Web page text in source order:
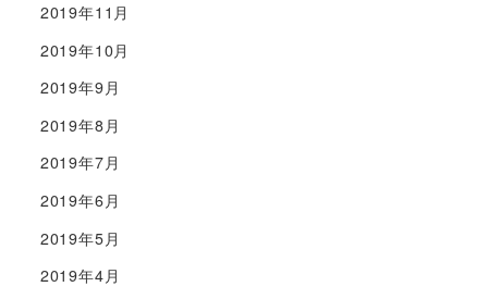
2019年11月
2019年10月
2019年9月
2019年8月
2019年7月
2019年6月
2019年5月
2019年4月